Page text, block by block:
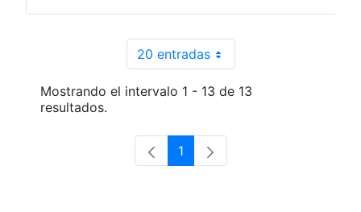
20 entradasPor página
Mostrando el intervalo 1 - 13 de 13
resultados.
Página
1